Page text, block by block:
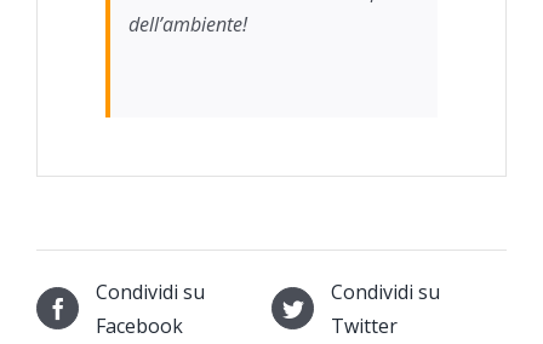
dell’ambiente!
Condividi su
Facebook
Condividi su
Twitter